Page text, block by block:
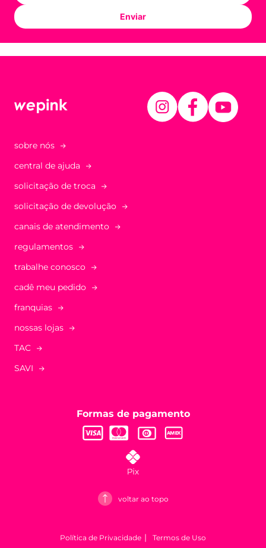
Enviar
sobre nós
central de ajuda
solicitação de troca
solicitação de devolução
canais de atendimento
regulamentos
trabalhe conosco
cadê meu pedido
franquias
nossas lojas
TAC
SAVI
Formas de pagamento
voltar ao topo
Política de Privacidade Termos de Uso